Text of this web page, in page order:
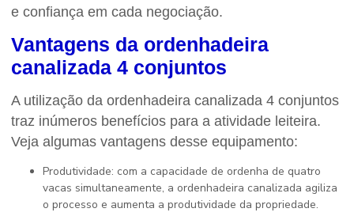
e confiança em cada negociação.
Vantagens da ordenhadeira
canalizada 4 conjuntos
A utilização da ordenhadeira canalizada 4 conjuntos
traz inúmeros benefícios para a atividade leiteira.
Veja algumas vantagens desse equipamento:
Produtividade: com a capacidade de ordenha de quatro
vacas simultaneamente, a ordenhadeira canalizada agiliza
o processo e aumenta a produtividade da propriedade.